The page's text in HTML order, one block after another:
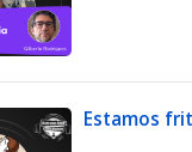
Estamos